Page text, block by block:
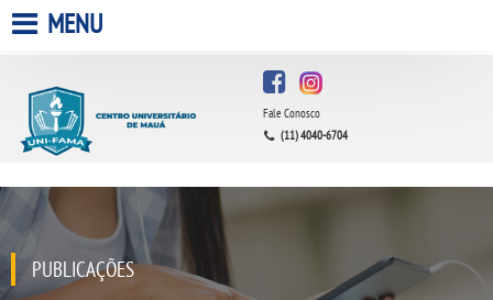
A FACULDADE
QUEM SOMOS
MENU
Fale Conosco
(11) 4040-6704
PUBLICAÇÕES